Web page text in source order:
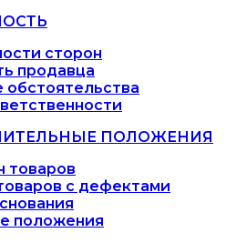
сторон
продавца
ПОЛОЖЕНИЯ
товаров
с дефектами
положения